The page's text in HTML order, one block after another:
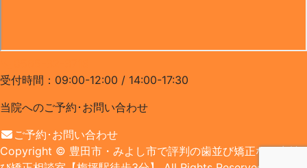
受付時間：09:00-12:00 / 14:00-17:30
当院へのご予約･ お問い合わせ
ご予約･お問い合わせ
Copyright © 豊田市・みよし市で評判の歯並び矯正なら歯並